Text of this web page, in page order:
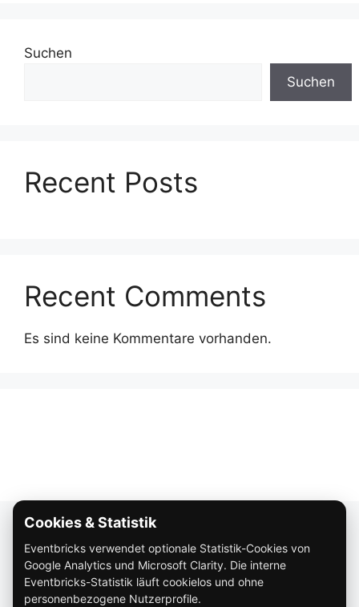
Suchen
Suchen
Recent Posts
Recent Comments
Es sind keine Kommentare vorhanden.
Über Eventbricks
So funktioniert Eventbricks
Impressum
Cookies & Statistik
Eventbricks verwendet optionale Statistik-Cookies von
Google Analytics und Microsoft Clarity. Die interne
Eventbricks-Statistik läuft cookielos und ohne
personenbezogene Nutzerprofile.